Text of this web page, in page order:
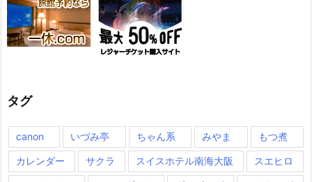
タグ
canon いづみ亭 ちゃん系 みやま もつ煮
カレンダー サクラ スイスホテル南海大阪 スエヒロ